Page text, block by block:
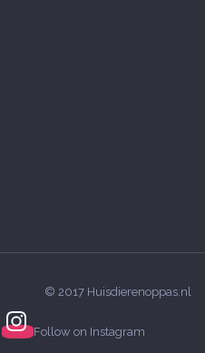
© 2017 Huisdierenoppas.nl
Follow on Instagram